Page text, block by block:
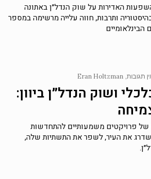
האדירות על שוק הנדל״ן באתונה
ותרבות, חווה עלייה מרשימה במספר
הבינלאומיים
תגובות Eran Holtzman
ושוק הנדל״ן ביוון:
של פרויקטים משמעותיים להתחדשות
את העיר, לשפר את התשתיות שלה,